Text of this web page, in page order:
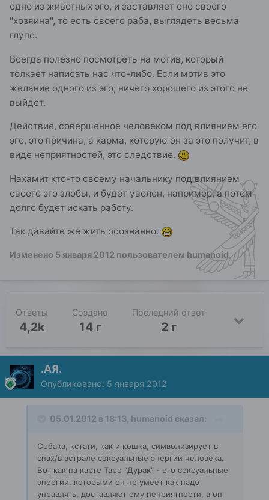
одно из животных эго, и заставляет оно своего
"хозяина", то есть своего раба, выглядеть весьма
глупо.
Всегда полезно посмотреть на мотив, который
толкает написать нас что-либо. Если мотив это
желание одного из эго, ничего хорошего из этого не
выйдет.
Действие, совершенное человеком под влиянием его
эго, это причина, а карма, которую он за это получит, в
виде неприятностей, это следствие.
Нахамит кто-то своему начальнику под влиянием
своего эго злобы, и будет уволен, например, а потом
долго будет искать работу.
Так давайте же жить осознанно.
Изменено 5 января 2012 пользователем humanoid
Ответы
4,2k
Создано
14 г
Последний ответ
2 г
.АЯ.
Опубликовано: 5 января 2012
05.01.2012 в 18:13, humanoid сказал:
Собака, кстати, как и кошка, символизирует в
снах/в астрале сексуальные энергии человека.
Вот как на карте Таро "Дурак" - его сексуальные
энергии, которыми он не умеет как надо
управлять, доставляют ему неприятности, а он